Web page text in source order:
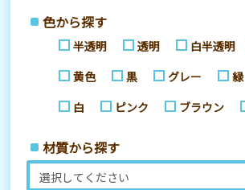
色から探す
半透明 透明 白半透明
黄色
黒 グレー 緑
白
ピンク ブラウン
材質から探す